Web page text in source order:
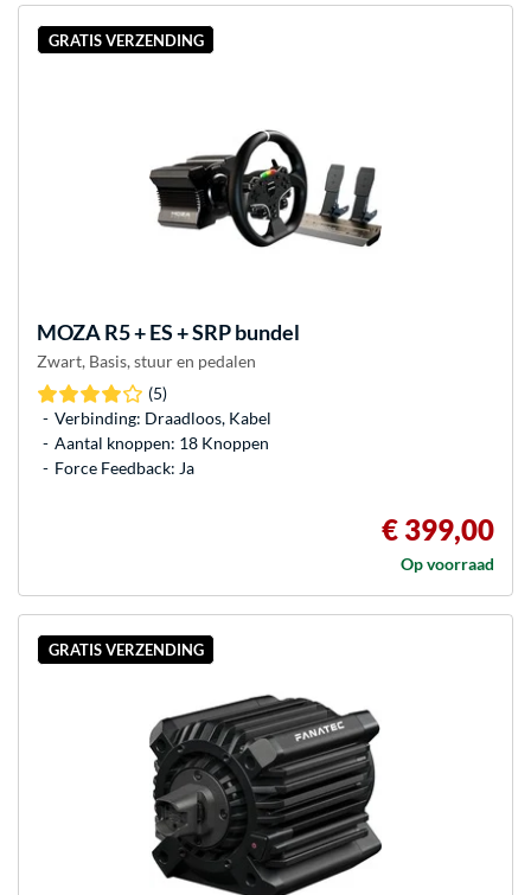
GRATIS VERZENDING
MOZAR5 + ES + SRP bundel
Zwart, Basis, stuur en pedalen
(5)
Verbinding: Draadloos, Kabel
Aantal knoppen: 18 Knoppen
Force Feedback: Ja
€ 399,00
Op voorraad
GRATIS VERZENDING